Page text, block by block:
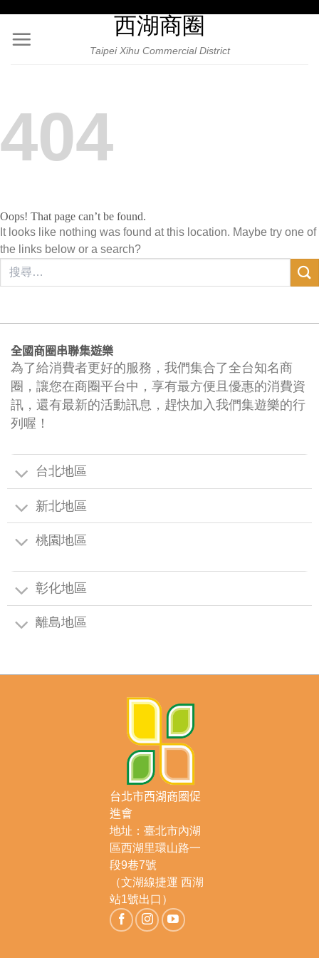
content
西湖商圈
Taipei Xihu Commercial District
404
Oops! That page can’t be found.
It looks like nothing was found at this location. Maybe try one of
the links below or a search?
全國商圈串聯集遊樂
為了給消費者更好的服務，我們集合了全台知名商
圈，讓您在商圈平台中，享有最方便且優惠的消費資
訊，還有最新的活動訊息，趕快加入我們集遊樂的行
列喔！
台北地區
新北地區
桃園地區
彰化地區
離島地區
台北市西湖商圈促
進會
地址：臺北市內湖
區西湖里環山路一
段9巷7號
（文湖線捷運 西湖
站1號出口）